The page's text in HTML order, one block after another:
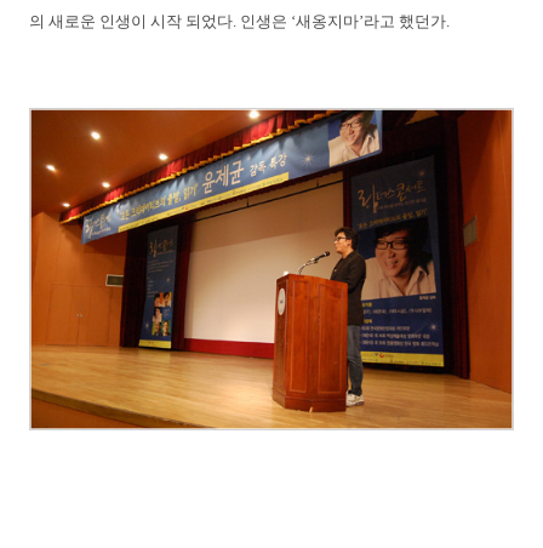
의 새로운 인생이 시작 되었다. 인생은 ‘새옹지마’라고 했던가.